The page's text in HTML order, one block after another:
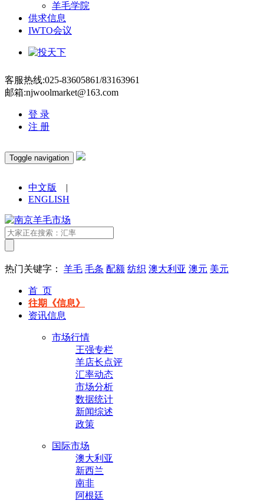
羊毛学院
供求信息
IWTO会议
客服热线:025-83605861/83163961
邮箱:njwoolmarket@163.com
登 录
注 册
Toggle navigation
中文版
|
ENGLISH
热门关键字： 羊毛 毛条 配额 纺织 澳大利亚 澳元 美元
首 页
往期《信息》
资讯信息
市场行情
王强专栏
羊店长点评
汇率动态
市场分析
数据统计
新闻综述
政策
国际市场
澳大利亚
新西兰
南非
阿根廷